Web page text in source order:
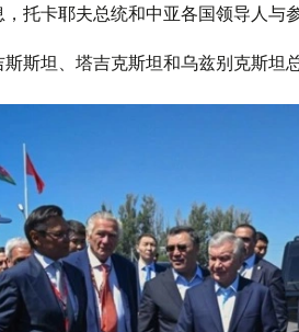
托卡耶夫总统和中亚各国领导人与
斯坦、塔吉克斯坦和乌兹别克斯坦